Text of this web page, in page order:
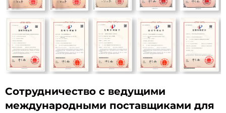
Сотрудничество с ведущими
международными поставщиками для